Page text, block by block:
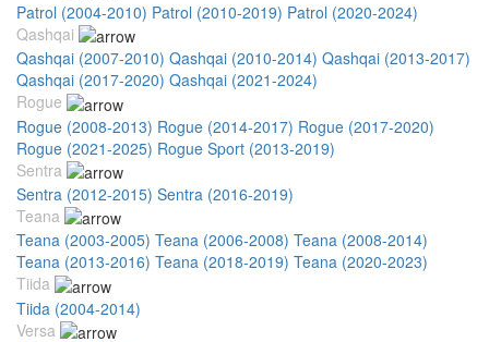
Patrol (2004-2010) Patrol (2010-2019) Patrol (2020-2024)
Qashqai
Qashqai (2007-2010) Qashqai (2010-2014) Qashqai (2013-2017)
Qashqai (2017-2020) Qashqai (2021-2024)
Rogue
Rogue (2008-2013) Rogue (2014-2017) Rogue (2017-2020)
Rogue (2021-2025) Rogue Sport (2013-2019)
Sentra
Sentra (2012-2015) Sentra (2016-2019)
Teana
Teana (2003-2005) Teana (2006-2008) Teana (2008-2014)
Teana (2013-2016) Teana (2018-2019) Teana (2020-2023)
Tiida
Tiida (2004-2014)
Versa